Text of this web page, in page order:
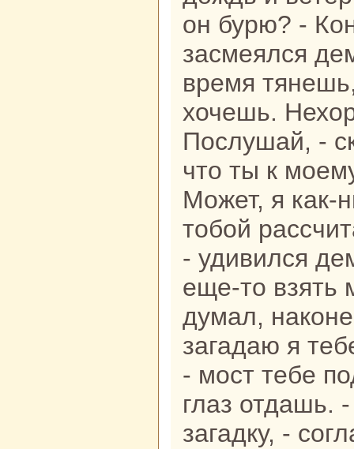
он бурю? -
засмеялся
время
хочешь.
Послушай, -
что ты к
Может, я как-
тобой
- удивился
еще-то взять
думал,
загадаю я
- мост тебе
глаз отдашь.
загадку, -